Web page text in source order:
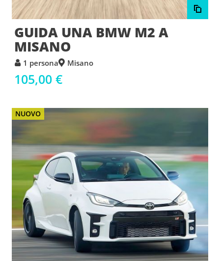
GUIDA UNA BMW M2 A
MISANO
1 persona Misano
105,00 €
NUOVO